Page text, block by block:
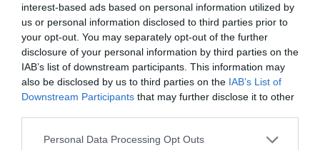
interest-based ads based on personal information utilized by
us or personal information disclosed to third parties prior to
your opt-out. You may separately opt-out of the further
disclosure of your personal information by third parties on the
IAB’s list of downstream participants. This information may
also be disclosed by us to third parties on the IAB’s List of
Downstream Participants that may further disclose it to other
Please note that this website/app uses one or more Google
Personal Data Processing Opt Outs
Εορτολόγιο: Ποιοι γιορτάζουν
σήμερα
Σήμερα, Πέμπτη 6 Αυγούστου, γιορτάζουν οι:
Σωτήριος, Σωτήρης, Σώτος, Σώτης, Σωτηρία,